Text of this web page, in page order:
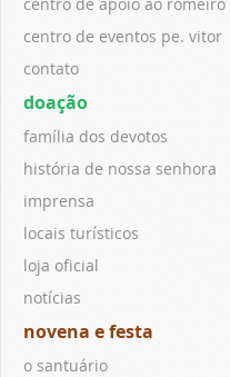
centro de eventos pe. vitor
contato
doação
família dos devotos
história de nossa senhora
imprensa
locais turísticos
loja oficial
notícias
novena e festa
o santuário